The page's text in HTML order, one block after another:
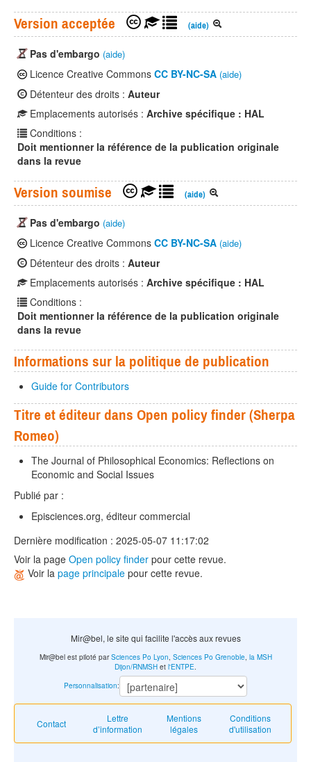
Version acceptée (aide)
Pas d'embargo (aide)
Licence Creative Commons CC BY-NC-SA (aide)
Détenteur des droits : Auteur
Emplacements autorisés : Archive spécifique : HAL
Conditions :
Doit mentionner la référence de la publication originale
dans la revue
Version soumise (aide)
Pas d'embargo (aide)
Licence Creative Commons CC BY-NC-SA (aide)
Détenteur des droits : Auteur
Emplacements autorisés : Archive spécifique : HAL
Conditions :
Doit mentionner la référence de la publication originale
dans la revue
Informations sur la politique de publication
Guide for Contributors
Titre et éditeur dans Open policy finder (Sherpa
Romeo)
The Journal of Philosophical Economics: Reflections on
Economic and Social Issues
Publié par :
Episciences.org, éditeur commercial
Dernière modification : 2025-05-07 11:17:02
Voir la page Open policy finder pour cette revue.
Voir la page principale pour cette revue.
Mir@bel, le site qui facilite l'accès aux revues
Contact
Lettre
d’information
Mentions
légales
Conditions
d'utilisation
Mir@bel est piloté parSciences Po Lyon, Sciences Po Grenoble, la MSH
Dijon/RNMSH et l'ENTPE.
Personnalisation: